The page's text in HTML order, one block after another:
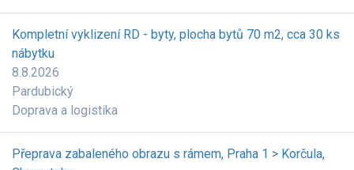
Kompletní vyklizení RD - byty, plocha bytů 70 m2, cca 30 ks
nábytku
8.8.2026
Pardubický
Doprava a logistika
Přeprava zabaleného obrazu s rámem, Praha 1 > Korčula,